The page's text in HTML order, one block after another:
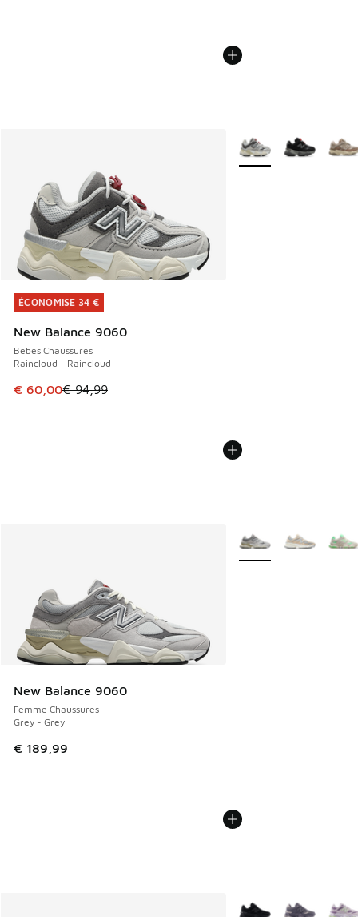
ÉCONOMISE 34 €
New Balance 9060
Bebes Chaussures
Raincloud - Raincloud
Cet article est en promotion. Prix en baisse de € 94,99 à
€ 60,00€ 94,99
ÉCONOMISE 34 €
Plus de couleurs
New Balance 9060
Femme Chaussures
Grey - Grey
€ 189,99
Plus de couleurs
Plus de couleurs